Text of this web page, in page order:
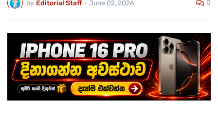
by Editorial Staff - June 02, 2026 0